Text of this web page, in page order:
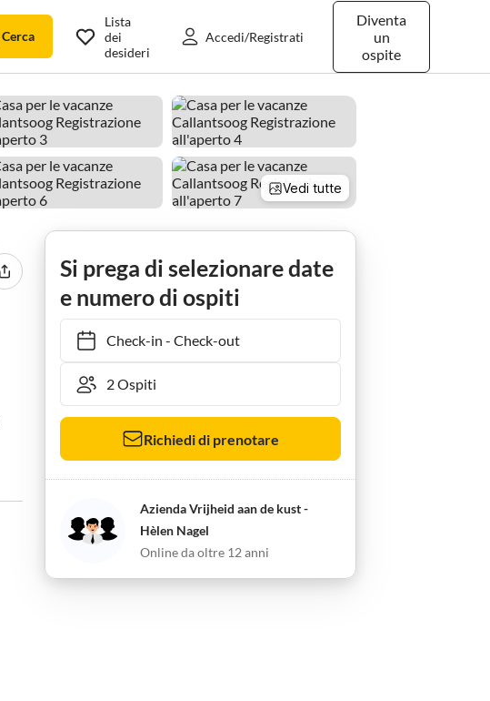
Cerca
Diventa
un
ospite
Lista
dei
desideri
Accedi/Registrati
Vedi tutte
Si prega di selezionare date
e numero di ospiti
Check-in- Check-out
Richiedi di prenotare
Azienda Vrijheid aan de kust -
Hèlen Nagel
Online da oltre 12 anni